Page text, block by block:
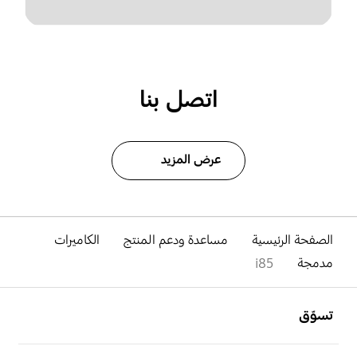
اتصل بنا
عرض المزيد
الصفحة الرئيسية مساعدة ودعم المنتج
الكاميرات
مدمجة
i85
تسوّق